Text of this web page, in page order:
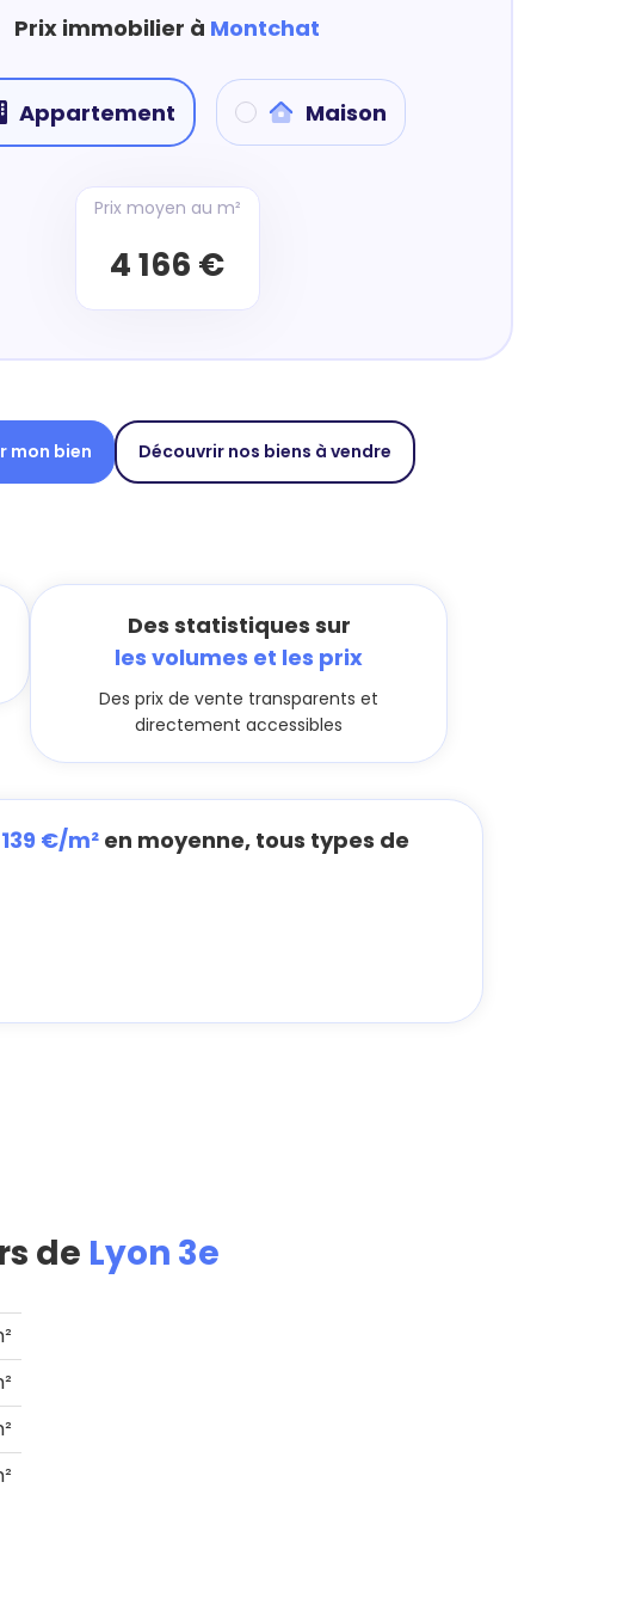
Prix immobilier à Montchat
Appartement Maison
Prix moyen au m²
4 166 €
mon bien Découvrir nos biens à vendre
Des statistiques sur
les volumes et les prix
Des prix de vente transparents et
directement accessibles
€/m² en moyenne, tous types de
de Lyon 3e